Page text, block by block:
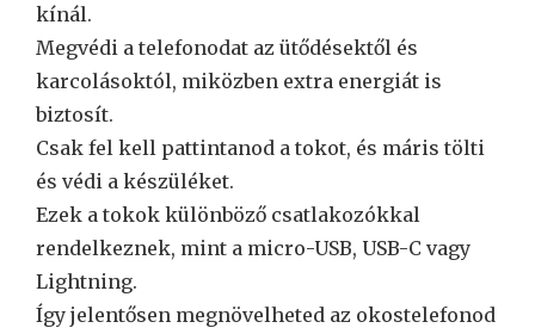
kínál.
Megvédi a telefonodat az ütődésektől és
karcolásoktól, miközben extra energiát is
biztosít.
Csak fel kell pattintanod a tokot, és máris tölti
és védi a készüléket.
Ezek a tokok különböző csatlakozókkal
rendelkeznek, mint a micro-USB, USB-C vagy
Lightning.
Így jelentősen megnövelheted az okostelefonod